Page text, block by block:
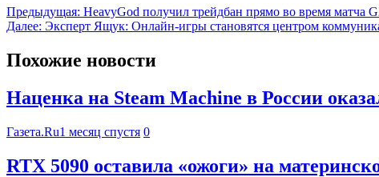
Предыдущая: HeavyGod получил трейдбан прямо во время матча
Далее: Эксперт Ящук: Онлайн-игры становятся центром
Похожие новости
Наценка на Steam Machine в России
Газета.Ru1 месяц спустя 0
RTX 5090 оставила «ожоги» на